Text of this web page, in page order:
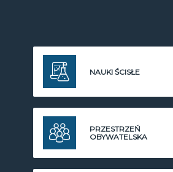
NAUKI ŚCISŁE
PRZESTRZEŃ
OBYWATELSKA